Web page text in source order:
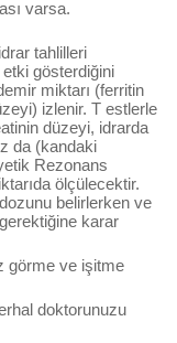
varsa.
tahlilleri
gösterdiğini
miktarı (ferritin
izlenir. T estlerle
düzeyi, idrarda
da (kandaki
Rezonans
ölçülecektir.
belirlerken ve
karar
görme ve işitme
doktorunuzu